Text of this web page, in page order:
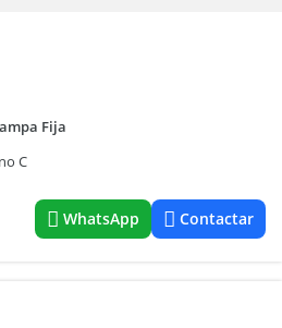
Fija
C
WhatsApp Contactar